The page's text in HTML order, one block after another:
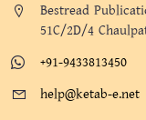
Bestread
51C/2D/4
+91-9433813450
help@ketab-e.net